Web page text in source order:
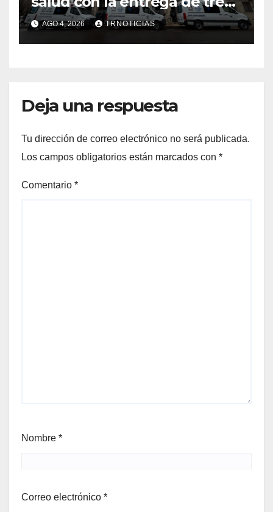
nuevas ambulancias para
Cauquenes y Sagrada Familia
AGO 4, 2026 TRNOTICIAS
Deja una respuesta
Tu dirección de correo electrónico no será publicada.
Los campos obligatorios están marcados con *
Comentario *
Nombre *
Correo electrónico *